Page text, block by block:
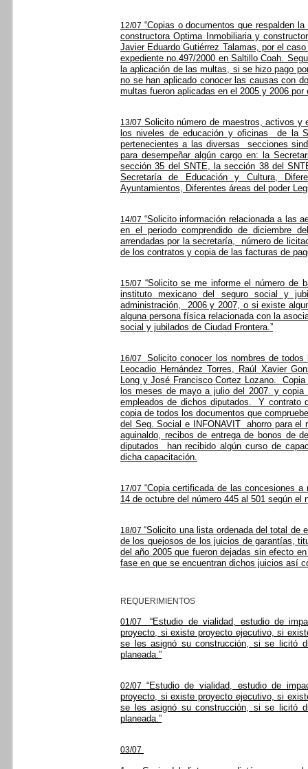
12/07 “Copias o documentos que respalden
constructora Optima Inmobiliaria y
Javier Eduardo Gutiérrez Talamas, por el
expediente no.497/2000 en Saltillo Coah.
la aplicación de las multas, si se hizo pago
no se han aplicado conocer las causas con
multas fueron aplicadas en el 2005 y 2006
13/07 Solicito número de maestros, activos y
los niveles de educación y oficinas
de la
pertenecientes a las diversas
secciones
para desempeñar algún cargo en: la
sección 35 del SNTE, la sección 38 del
Secretaría de Educación y Cultura,
Ayuntamientos, Diferentes áreas del poder
14/07 “Solicito información relacionada a las
en el periodo comprendido de diciembre
arrendadas por la secretaría,
número de
de los contratos y copia de las facturas de
15/07 “Solicito se me informe el número de
instituto mexicano del seguro social y
administración,
2006 y 2007, o si existe
alguna persona física relacionada con la
social y jubilados de Ciudad Frontera.”
16/07Solicito conocer los nombres de
Leocadio Hernández Torres, Raúl Xavier
Long y José Francisco Cortez Lozano.
los meses de mayo a julio del 2007. y
empleados de dichos diputados.
Y contrato
copia de todos los documentos que
del Seg. Social e INFONAVIT
ahorro para el
aguinaldo, recibos de entrega de bonos de
diputados
han recibido algún curso de
dicha capacitación.
17/07 “Copia certificada de las concesiones
14 de octubre del número 445 al 501 según el
18/07“Solicito una lista ordenada del total de
de los quejosos de los juicios de garantías,
del año 2005 que fueron dejadas sin efecto
fase en que se encuentran dichos juicios así
REQUERIMIENTOS
01/07“Estudio de vialidad, estudio de
proyecto, si existe proyecto ejecutivo, si
se les asignó su construcción, si se licitó
planeada.”
02/07 “Estudio de vialidad, estudio de
proyecto, si existe proyecto ejecutivo, si
se les asignó su construcción, si se licitó
planeada.”
03/07